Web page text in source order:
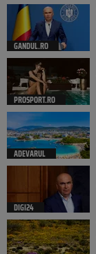
GANDUL.RO
PROSPORT.RO
ADEVARUL
DIGI24